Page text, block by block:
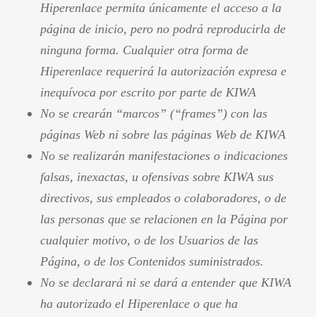
Hiperenlace permita únicamente el acceso a la
página de inicio, pero no podrá reproducirla de
ninguna forma. Cualquier otra forma de
Hiperenlace requerirá la autorización expresa e
inequívoca por escrito por parte de KIWA
No se crearán “marcos” (“frames”) con las
páginas Web ni sobre las páginas Web de KIWA
No se realizarán manifestaciones o indicaciones
falsas, inexactas, u ofensivas sobre KIWA sus
directivos, sus empleados o colaboradores, o de
las personas que se relacionen en la Página por
cualquier motivo, o de los Usuarios de las
Página, o de los Contenidos suministrados.
No se declarará ni se dará a entender que KIWA
ha autorizado el Hiperenlace o que ha